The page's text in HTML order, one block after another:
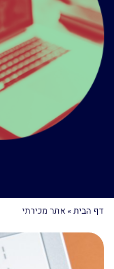
דף הבית » אתר מכירתי